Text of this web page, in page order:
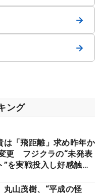
→
→
ング
は「飛距離」求め昨年か
更 フジクラの“未発表
”を実戦投入し好感触
ネタ！】
丸山茂樹、“平成の怪